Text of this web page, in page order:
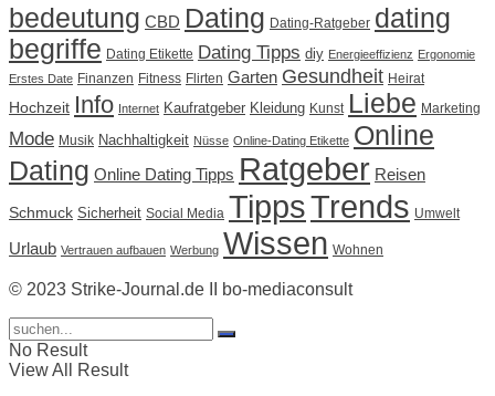
bedeutung CBD Dating Dating-Ratgeber dating
begriffe Dating Etikette Dating Tipps diy Energieeffizienz Ergonomie
Erstes Date Finanzen Fitness Flirten Garten Gesundheit Heirat
Hochzeit Info Internet Kaufratgeber Kleidung Kunst Liebe Marketing
Mode Musik Nachhaltigkeit Nüsse Online-Dating Etikette Online
Dating Online Dating Tipps Ratgeber Reisen
Schmuck Sicherheit Social Media TippsTrends Umwelt
Urlaub Vertrauen aufbauen Werbung Wissen Wohnen
© 2023 Strike-Journal.de II bo-mediaconsult
No Result
View All Result